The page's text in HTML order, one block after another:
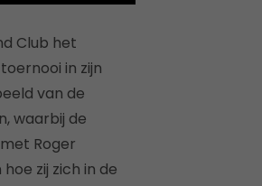
Club het
in zijn
van de
waarbij de
Roger
zij zich in de